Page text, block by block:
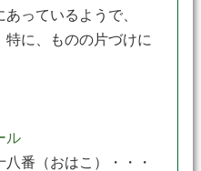
っているようで、
に、ものの片づけに
ル
番（おはこ）・・・